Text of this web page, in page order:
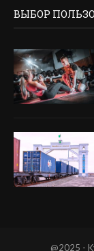
ВЫБОР
@2025 -